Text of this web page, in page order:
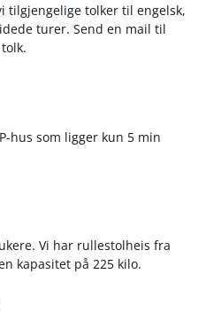
tilgjengelige tolker til engelsk,
turer. Send en mail til
hus som ligger kun 5 min
Vi har rullestolheis fra
kapasitet på 225 kilo.